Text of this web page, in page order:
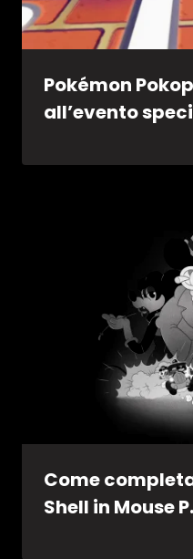
Pokémon
all’evento
Come
Shell in Mouse